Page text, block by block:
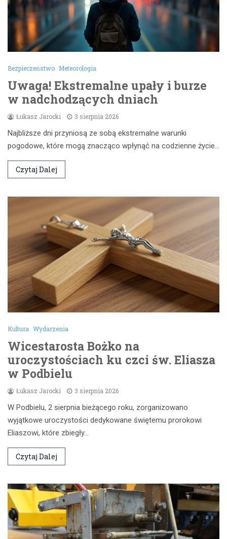
Bezpieczeństwo Meteorologia
Uwaga! Ekstremalne upały i burze
w nadchodzących dniach
Łukasz Jarocki 3 sierpnia 2026
Najbliższe dni przyniosą ze sobą ekstremalne warunki
pogodowe, które mogą znacząco wpłynąć na codzienne życie…
Czytaj Dalej
Kultura Wydarzenia
Wicestarosta Bożko na
uroczystościach ku czci św. Eliasza
w Podbielu
Łukasz Jarocki 3 sierpnia 2026
W Podbielu, 2 sierpnia bieżącego roku, zorganizowano
wyjątkowe uroczystości dedykowane świętemu prorokowi
Eliaszowi, które zbiegły…
Czytaj Dalej